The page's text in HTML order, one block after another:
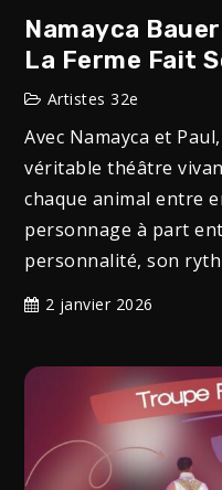
Namayca
La Ferme Fait
Artistes 32e
Avec Namayca et
véritable théâtre
chaque animal entre
personnage à part
personnalité, son
2 janvier 2026